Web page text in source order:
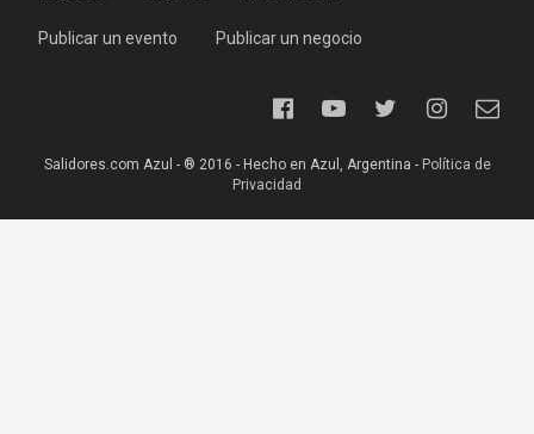
Publicar un evento Publicar un negocio
Salidores.com Azul - ® 2016 - Hecho en Azul, Argentina - Política de
Privacidad